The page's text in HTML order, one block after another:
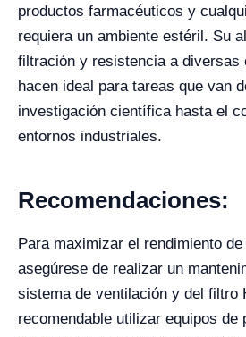
productos farmacéuticos y
requiera un ambiente estéril. Su
filtración y resistencia a diversas
hacen ideal para tareas que van
investigación científica hasta el
entornos industriales.
Recomendaciones:
Para maximizar el rendimiento
asegúrese de realizar un
sistema de ventilación y del filtro
recomendable utilizar equipos de